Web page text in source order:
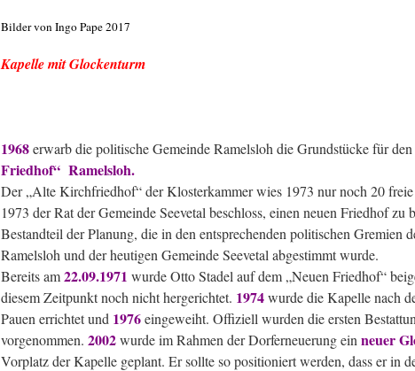
Bilder von Ingo Pape 2017
Kapelle mit Glockenturm
1968erwarb die politische Gemeinde Ramelsloh die
Friedhof“ Ramelsloh.
Der „Alte Kirchfriedhof“ der Klosterkammer wies 1973 nur noch 20 freie
1973 der Rat der Gemeinde Seevetal beschloss, einen neuen Friedhof zu
Bestandteil der Planung, die in den entsprechenden politischen Gremien
Ramelsloh und der heutigen Gemeinde Seevetal abgestimmt wurde.
Bereits am22.09.1971 wurde Otto Stadel auf dem „Neuen Friedhof“
diesem Zeitpunkt noch nicht hergerichtet. 1974wurde die Kapelle nach
Pauen errichtet und 1976eingeweiht. Offiziell wurden die ersten
vorgenommen. 2002wurde im Rahmen der Dorferneuerung ein neuer
Vorplatz der Kapelle geplant. Er sollte so positioniert werden, dass er in